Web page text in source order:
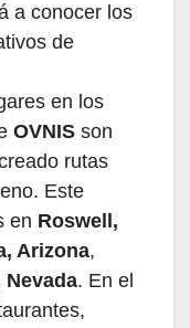
a conocer los
de
en los
OVNIS son
rutas
Este
en Roswell,
Arizona,
. En el